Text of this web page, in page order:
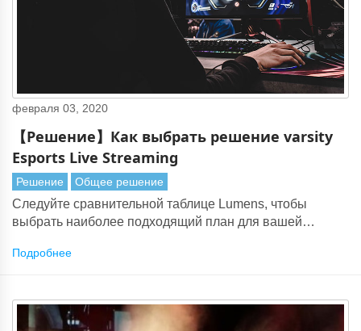
февраля 03, 2020
【Решение】Как выбрать решение varsity
Esports Live Streaming
Решение Общее решение
Следуйте сравнительной таблице Lumens, чтобы
выбрать наиболее подходящий план для вашей
Подробнее